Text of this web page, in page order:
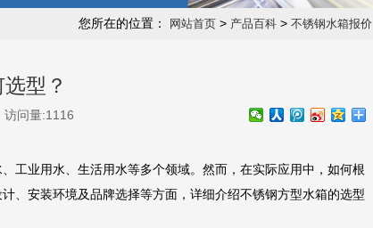
您所在的位置： 网站首页 > 产品百科 > 不锈钢水箱报价
型？
访问量:1116
工业用水、生活用水等多个领域。然而，在实际应用中，如何根
、安装环境及品牌选择等方面，详细介绍不锈钢方型水箱的选型